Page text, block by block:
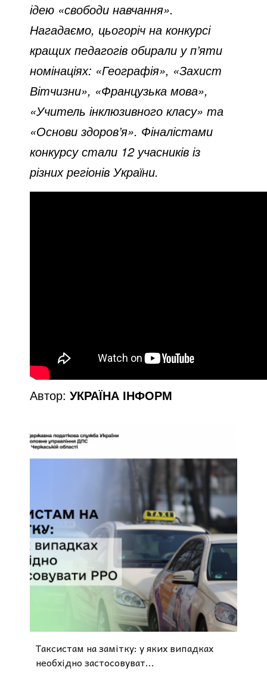
ідею «свободи навчання».
Нагадаємо, цьогоріч на конкурсі
кращих педагогів обирали у п’яти
номінаціях: «Географія», «Захист
Вітчизни», «Французька мова»,
«Учитель інклюзивного класу» та
«Основи здоров’я». Фіналістами
конкурсу стали 12 учасників із
різних регіонів України.
Автор:УКРАЇНА ІНФОРМ
Таксистам на замітку: у яких випадках
необхідно застосовуват...